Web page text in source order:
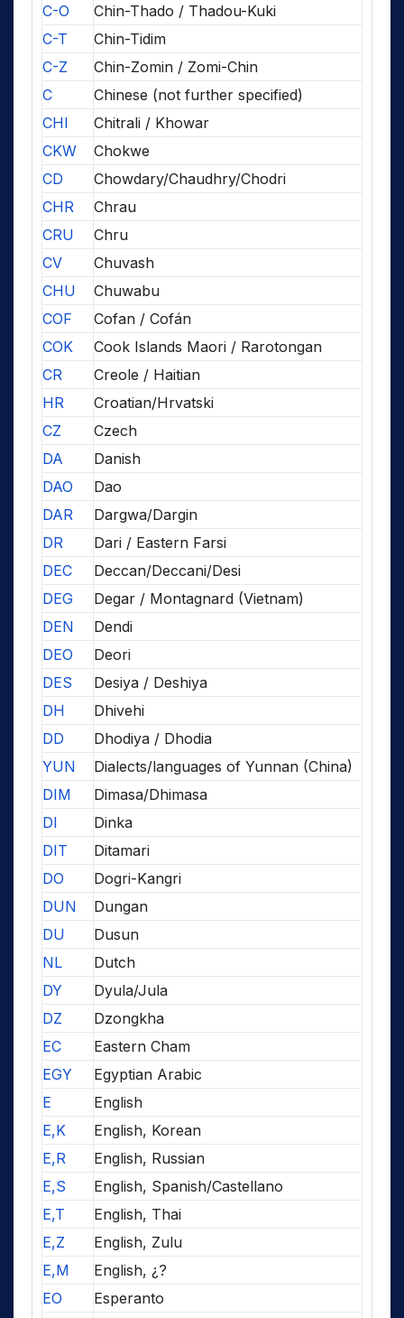
C-O
Chin-Thado / Thadou-Kuki
C-T
Chin-Tidim
C-Z
Chin-Zomin / Zomi-Chin
C
Chinese (not further specified)
CHI
Chitrali / Khowar
CKW
Chokwe
CD
Chowdary/Chaudhry/Chodri
CHR
Chrau
CRU
Chru
CV
Chuvash
CHU
Chuwabu
COF
Cofan / Cofán
COK
Cook Islands Maori / Rarotongan
CR
Creole / Haitian
HR
Croatian/Hrvatski
CZ
Czech
DA
Danish
DAO
Dao
DAR
Dargwa/Dargin
DR
Dari / Eastern Farsi
DEC
Deccan/Deccani/Desi
DEG
Degar / Montagnard (Vietnam)
DEN
Dendi
DEO
Deori
DES
Desiya / Deshiya
DH
Dhivehi
DD
Dhodiya / Dhodia
YUN
Dialects/languages of Yunnan (China)
DIM
Dimasa/Dhimasa
DI
Dinka
DIT
Ditamari
DO
Dogri-Kangri
DUN
Dungan
DU
Dusun
NL
Dutch
DY
Dyula/Jula
DZ
Dzongkha
EC
Eastern Cham
EGY
Egyptian Arabic
E
English
E,K
English, Korean
E,R
English, Russian
E,S
English, Spanish/Castellano
E,T
English, Thai
E,Z
English, Zulu
E,M
English, ¿?
EO
Esperanto